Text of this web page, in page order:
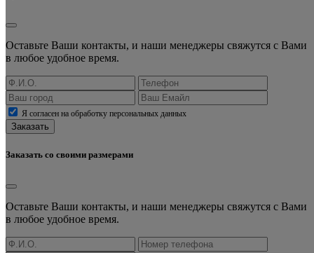
Оставьте Ваши контакты, и наши менеджеры свяжутся с Вами
в любое удобное время.
Я согласен на обработку персональных данных
Заказать
Заказать со своими размерами
Оставьте Ваши контакты, и наши менеджеры свяжутся с Вами
в любое удобное время.